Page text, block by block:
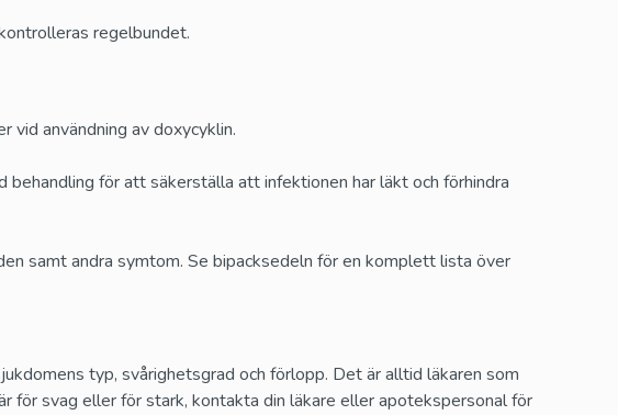
regelbundet.
användning av doxycyklin.
för att säkerställa att infektionen har läkt och förhindra
samt andra symtom. Se bipacksedeln för en komplett lista över
typ, svårighetsgrad och förlopp. Det är alltid läkaren som
för svag eller för stark, kontakta din läkare eller apotekspersonal för